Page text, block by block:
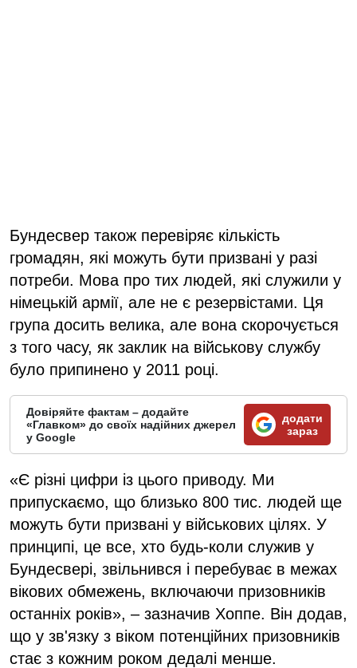
Бундесвер також перевіряє кількість
громадян, які можуть бути призвані у разі
потреби. Мова про тих людей, які служили у
німецькій армії, але не є резервістами. Ця
група досить велика, але вона скорочується
з того часу, як заклик на військову службу
було припинено у 2011 році.
Довіряйте фактам – додайте
«Главком» до своїх надійних джерел
у Google
додати
зараз
«Є різні цифри із цього приводу. Ми
припускаємо, що близько 800 тис. людей ще
можуть бути призвані у військових цілях. У
принципі, це все, хто будь-коли служив у
Бундесвері, звільнився і перебуває в межах
вікових обмежень, включаючи призовників
останніх років», – зазначив Хоппе. Він додав,
що у зв'язку з віком потенційних призовників
стає з кожним роком дедалі менше.